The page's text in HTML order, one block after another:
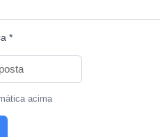
*
acima